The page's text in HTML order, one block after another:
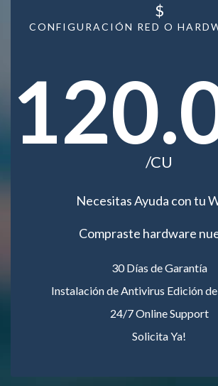
CONFIGURACIÓN RED O
$
/CU
Necesitas Ayuda con tu
Compraste hardware
30 Días de Garantía
Instalación de Antivirus Edición
24/7 Online Support
Solicita Ya!